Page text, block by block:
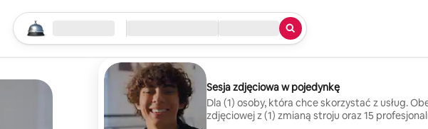
Rozpocznij wyszukiwanie
Lokalizacja Zameldowanie/wymeldowanie
Rodzaj usługi
Sesja zdjęciowa w pojedynkę
Dla (1) osoby, która chce skorzystać z usług.
zdjęciowej z (1) zmianą stroju oraz 15